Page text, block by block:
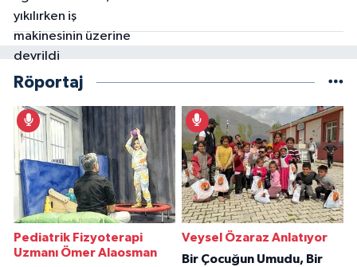
Röportaj
Pediatrik Fizyoterapi
Uzmanı Ömer Alaosman
Veysel Özaraz Anlatıyor
Bir Çocuğun Umudu, Bir